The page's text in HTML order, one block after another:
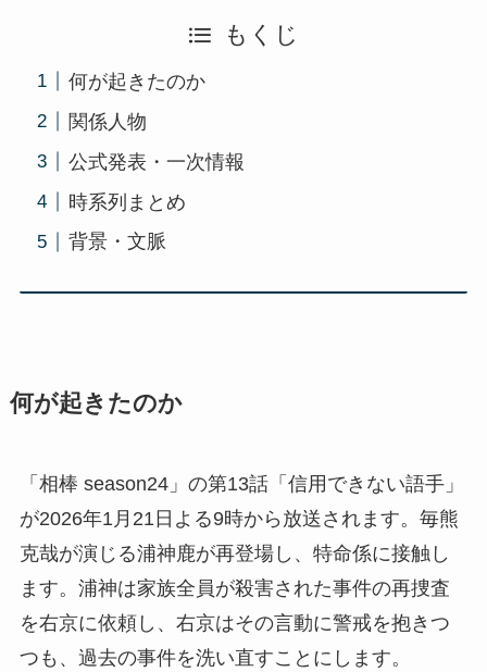
もくじ
何が起きたのか
関係人物
公式発表・一次情報
時系列まとめ
背景・文脈
何が起きたのか
「相棒 season24」の第13話「信用できない語手」
が2026年1月21日よる9時から放送されます。毎熊
克哉が演じる浦神鹿が再登場し、特命係に接触し
ます。浦神は家族全員が殺害された事件の再捜査
を右京に依頼し、右京はその言動に警戒を抱きつ
つも、過去の事件を洗い直すことにします。